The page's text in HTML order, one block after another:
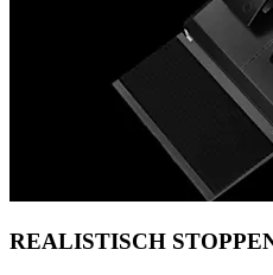
REALISTISCH